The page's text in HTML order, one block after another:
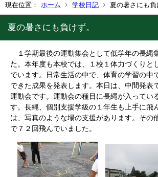
現在位置： ホーム 学校日記 夏の暑さにも負
夏の暑さにも負けず。
１学期最後の運動集会として低学年の長縄
た。本年度も本校では、１校１体力づくりと
でいます。日常生活の中で、体育の学習の中
できた成果を発表します。本日は、中間発表
運動会です。運動会の種目に長縄が入ってい
す。長縄、個別支援学級の１年生も上手に飛
は、写真のような場の支援があります。その
で７２回飛んでいました。